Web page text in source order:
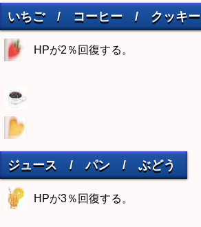
いちご / コーヒー / クッキー
HPが2％回復する。
ジュース / パン / ぶどう
HPが3％回復する。